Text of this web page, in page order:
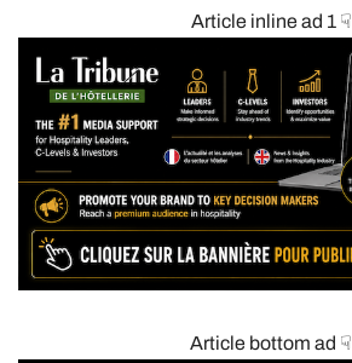
Article inline ad 1 ☟
Article bottom ad ☟